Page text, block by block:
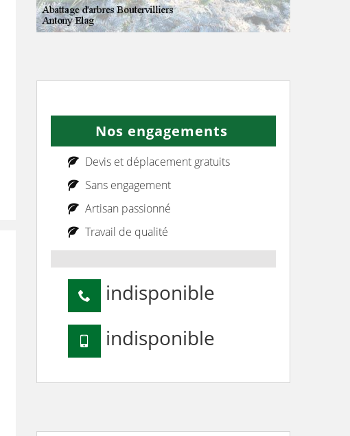
Nos engagements
Devis et déplacement gratuits
Sans engagement
Artisan passionné
Travail de qualité
indisponible
indisponible